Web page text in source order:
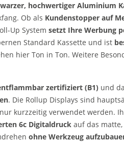
hochwertiger Aluminium
Ob als Kundenstopper auf
Up System setzt Ihre Werbung
Standard Kassette und ist
hier Ton in Ton. Weitere
zertifiziert (B1) und
. Die Rollup Displays sind
kurzzeitig verwendet werden.
6c Digitaldruck auf das
ohne Werkzeug